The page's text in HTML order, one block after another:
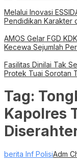
Melalui Inovasi
Pendidikan Karakter
AMOS Gelar FGD
Kecewa Sejumlah
Fasilitas Dinilai Tak
Protek Tuai Sorotan
Tag:
Kapolres
berita Inf PolisiAdm